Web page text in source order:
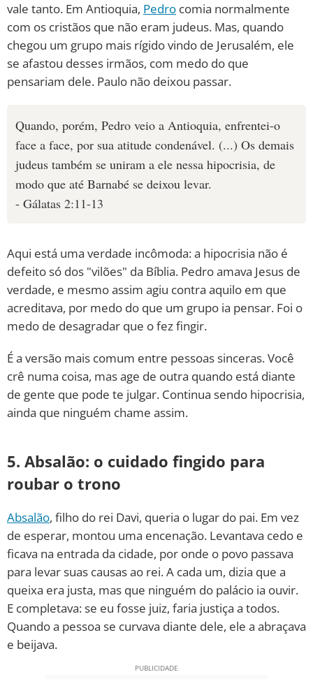
vale tanto. Em Antioquia, Pedro comia normalmente
com os cristãos que não eram judeus. Mas, quando
chegou um grupo mais rígido vindo de Jerusalém, ele
se afastou desses irmãos, com medo do que
pensariam dele. Paulo não deixou passar.
Quando, porém, Pedro veio a Antioquia, enfrentei-o
face a face, por sua atitude condenável. (...) Os demais
judeus também se uniram a ele nessa hipocrisia, de
modo que até Barnabé se deixou levar.
- Gálatas 2:11-13
Aqui está uma verdade incômoda: a hipocrisia não é
defeito só dos "vilões" da Bíblia. Pedro amava Jesus de
verdade, e mesmo assim agiu contra aquilo em que
acreditava, por medo do que um grupo ia pensar. Foi o
medo de desagradar que o fez fingir.
É a versão mais comum entre pessoas sinceras. Você
crê numa coisa, mas age de outra quando está diante
de gente que pode te julgar. Continua sendo hipocrisia,
ainda que ninguém chame assim.
5. Absalão: o cuidado fingido para
roubar o trono
Absalão, filho do rei Davi, queria o lugar do pai. Em vez
de esperar, montou uma encenação. Levantava cedo e
ficava na entrada da cidade, por onde o povo passava
para levar suas causas ao rei. A cada um, dizia que a
queixa era justa, mas que ninguém do palácio ia ouvir.
E completava: se eu fosse juiz, faria justiça a todos.
Quando a pessoa se curvava diante dele, ele a abraçava
e beijava.